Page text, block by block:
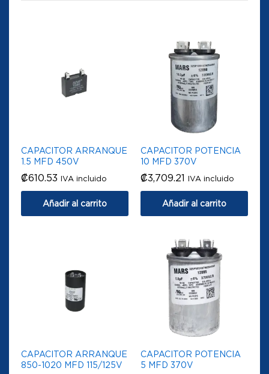
CAPACITOR ARRANQUE
1.5 MFD 450V
₡610.53 IVA incluido
Añadir al carrito
CAPACITOR POTENCIA
10 MFD 370V
₡3,709.21 IVA incluido
Añadir al carrito
CAPACITOR ARRANQUE
850-1020 MFD 115/125V
CAPACITOR POTENCIA
5 MFD 370V